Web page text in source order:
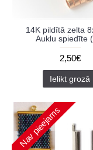
14K pildītā zelta
Auklu spiedīte
2,50€
Ielikt grozā
Nav pieejams